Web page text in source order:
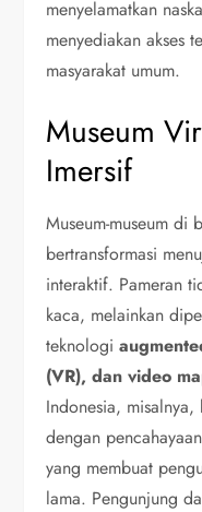
menyelamatkan
menyediakan akses
masyarakat umum.
Museum
Imersif
Museum-museum di
bertransformasi
interaktif. Pameran
kaca, melainkan
teknologi
(VR), dan video
Indonesia,
dengan
yang membuat
lama. Pengunjung